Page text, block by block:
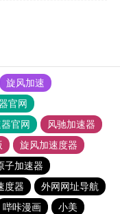
旋风加速
官网
官网
风驰加速器
旋风加速度器
子加速器
度器
外网网址导航
哔咔漫画
小美